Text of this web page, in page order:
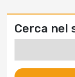
Cerca nel